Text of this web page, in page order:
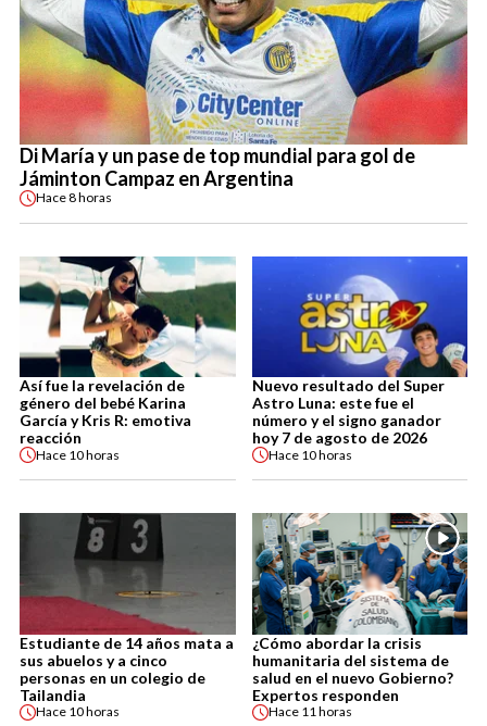
Di María y un pase de top mundial para gol de
Jáminton Campaz en Argentina
Hace8 horas
Así fue la revelación de
género del bebé Karina
García y Kris R: emotiva
reacción
Hace 10 horas
Nuevo resultado del Super
Astro Luna: este fue el
número y el signo ganador
hoy 7 de agosto de 2026
Hace 10 horas
Estudiante de 14 años mata a
sus abuelos y a cinco
personas en un colegio de
Tailandia
Hace 10 horas
¿Cómo abordar la crisis
humanitaria del sistema de
salud en el nuevo Gobierno?
Expertos responden
Hace 11 horas